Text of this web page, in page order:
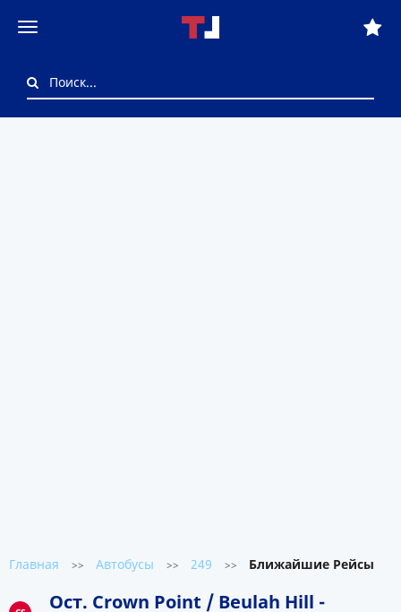
Главная >> Автобусы >> 249 >> Ближайшие Рейсы
Ост. Crown Point / Beulah Hill -